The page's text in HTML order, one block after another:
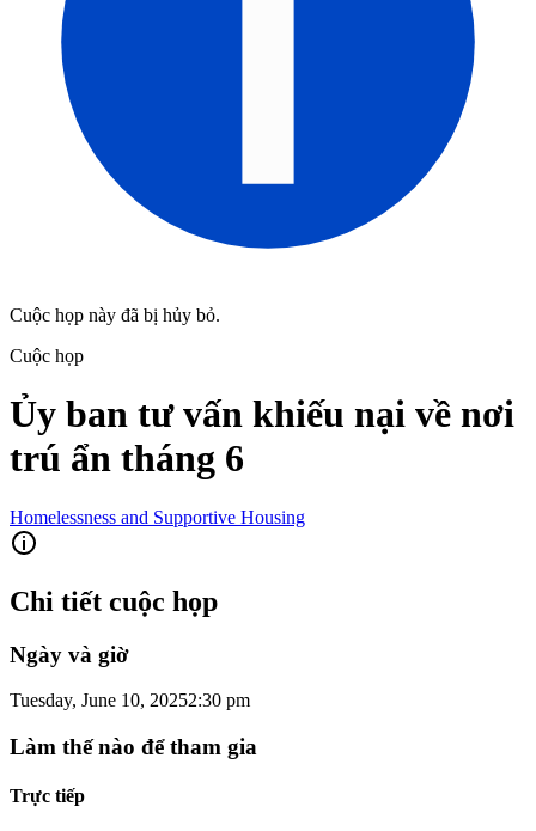
Cuộc họp này đã bị hủy bỏ.
Cuộc họp
Ủy ban tư vấn khiếu nại về nơi
trú ẩn tháng 6
Homelessness and Supportive Housing
Chi tiết cuộc họp
Ngày và giờ
Tuesday, June 10, 20252:30 pm
Làm thế nào để tham gia
Trực tiếp